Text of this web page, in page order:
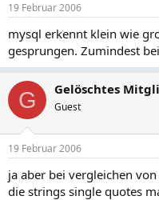
19 Februar 2006
mysql erkennt klein wie
gesprungen. Zumindest
G Gelöschtes
Guest
19 Februar 2006
ja aber bei vergleichen
die strings single quotes